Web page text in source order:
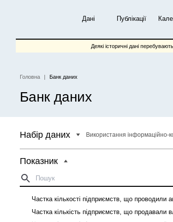
Дані Публікації
Деякі історичні дані
Рядок
навіґації
Головна Банк даних
Банк даних
Набір даних
Показник